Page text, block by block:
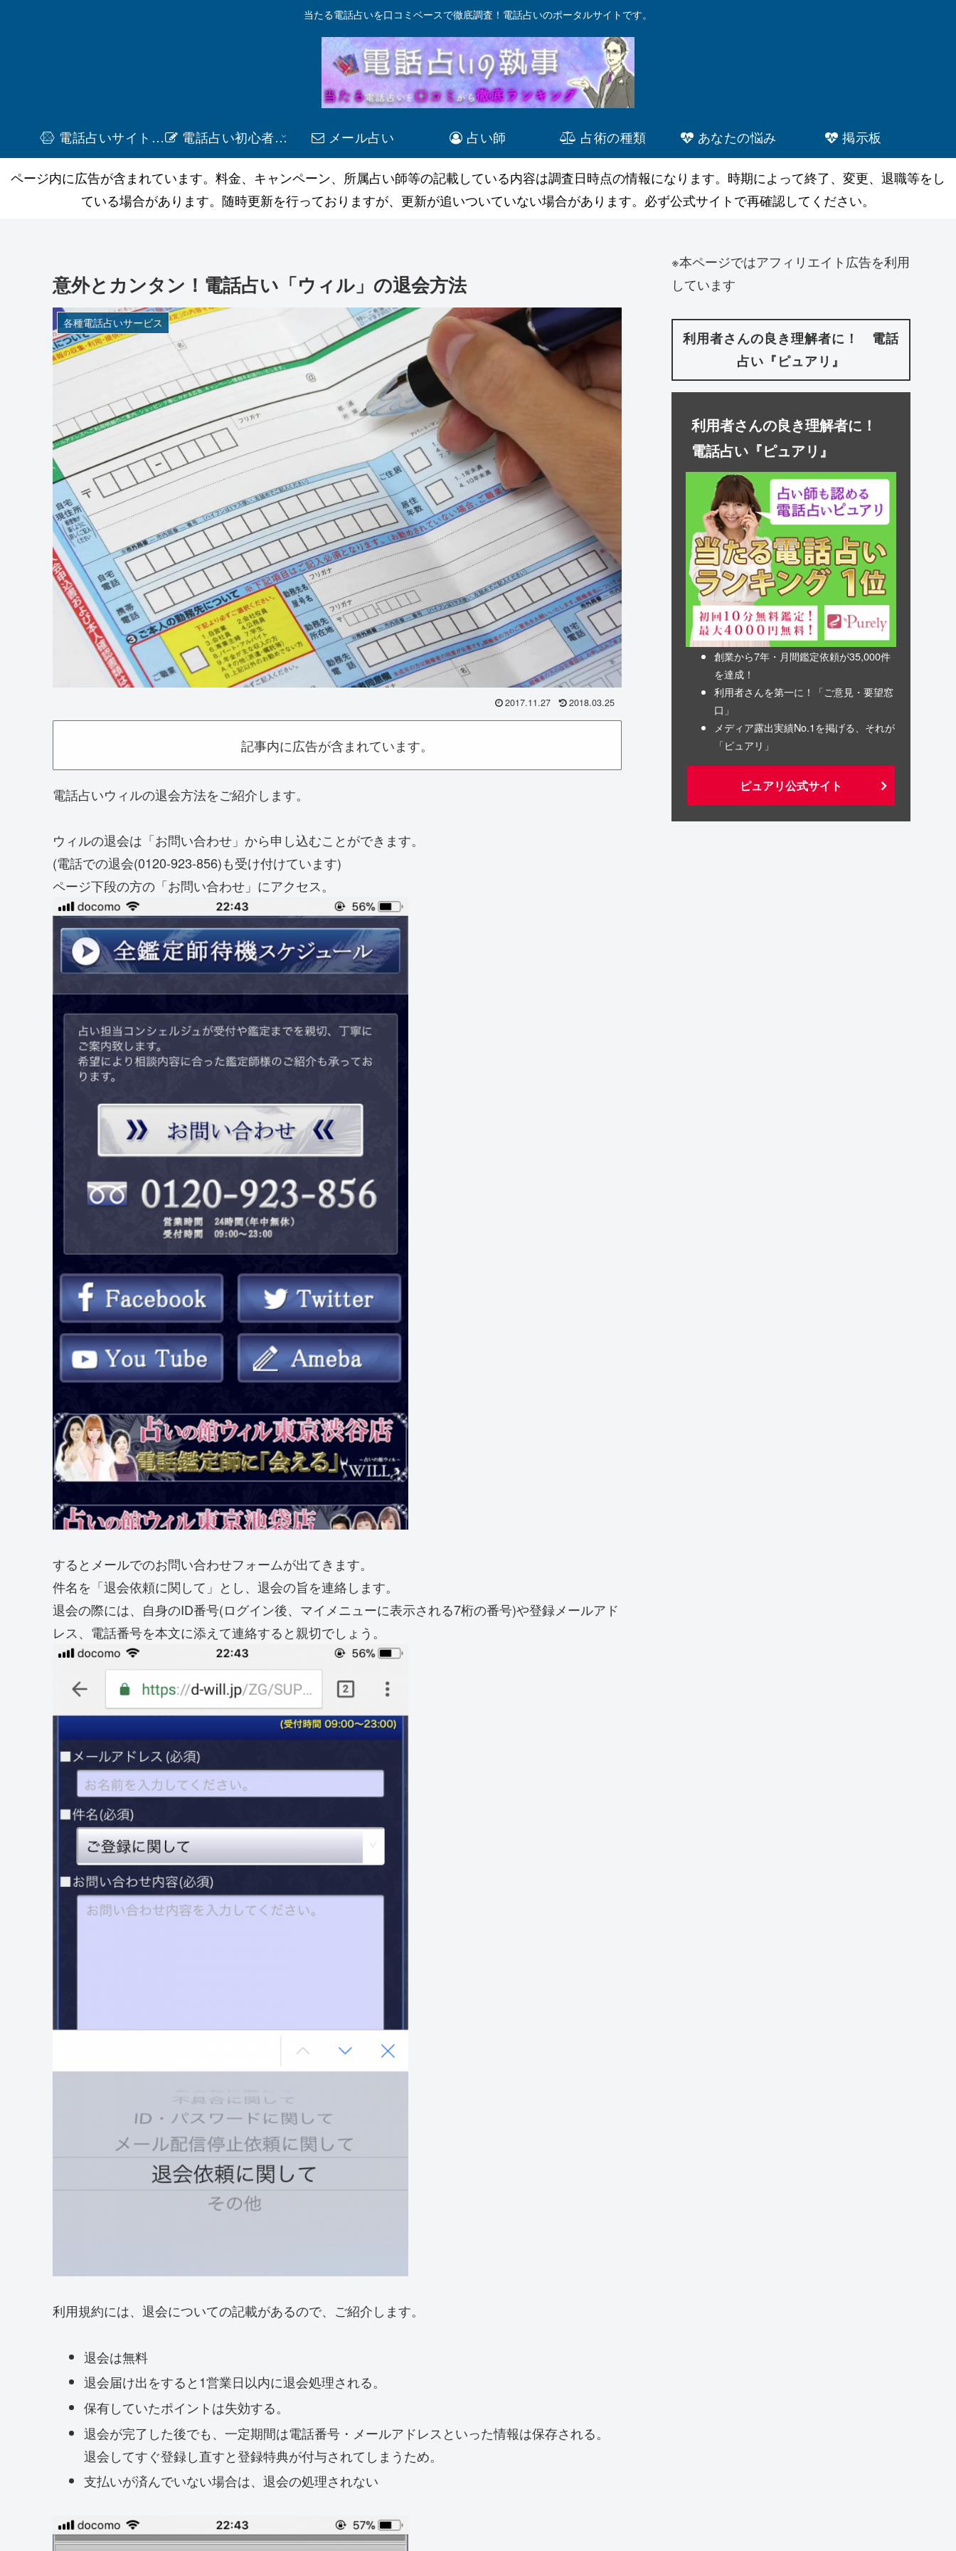
当たる電話占いを口コミベースで徹底調査！電話占いのポータルサイトです。
電話占いサイト一覧 電話占い初心者ガイド メール占い 占い師 占術の種類 あなたの悩み 掲示板
ページ内に広告が含まれています。料金、キャンペーン、所属占い師等の記載している内容は調査日時点の情報になります。時期によって終了、変更、退職等をし
ている場合があります。随時更新を行っておりますが、更新が追いついていない場合があります。必ず公式サイトで再確認してください。
意外とカンタン！電話占い「ウィル」の退会方法
各種電話占いサービス
2017.11.27 2018.03.25
記事内に広告が含まれています。
電話占いウィルの退会方法をご紹介します。
ウィルの退会は「お問い合わせ」から申し込むことができます。
(電話での退会(0120-923-856)も受け付けています)
ページ下段の方の「お問い合わせ」にアクセス。
するとメールでのお問い合わせフォームが出てきます。
件名を「退会依頼に関して」とし、退会の旨を連絡します。
退会の際には、自身のID番号(ログイン後、マイメニューに表示される7桁の番号)や登録メールアド
レス、電話番号を本文に添えて連絡すると親切でしょう。
利用規約には、退会についての記載があるので、ご紹介します。
退会は無料
退会届け出をすると1営業日以内に退会処理される。
保有していたポイントは失効する。
退会が完了した後でも、一定期間は電話番号・メールアドレスといった情報は保存される。
退会してすぐ登録し直すと登録特典が付与されてしまうため。
支払いが済んでいない場合は、退会の処理されない
※本ページではアフィリエイト広告を利用
しています
利用者さんの良き理解者に！ 電話
占い『ピュアリ』
利用者さんの良き理解者に！
電話占い『ピュアリ』
創業から7年・月間鑑定依頼が35,000件
を達成！
利用者さんを第一に！「ご意見・要望窓
口」
メディア露出実績No.1を掲げる、それが
「ピュアリ」
ピュアリ公式サイト